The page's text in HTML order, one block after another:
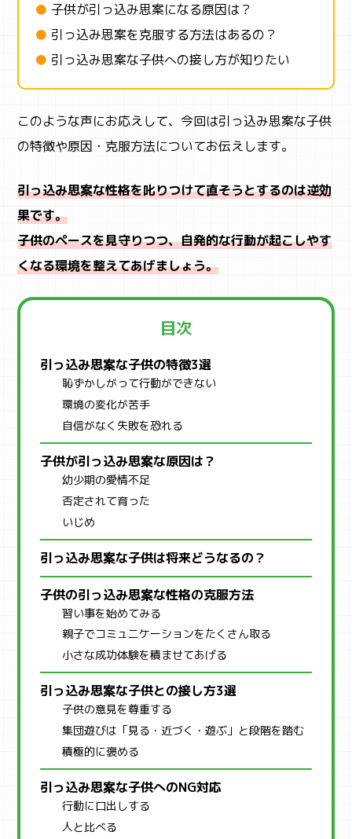
●子供が引っ込み思案になる原因は？
● 引っ込み思案を克服する方法はあるの？
● 引っ込み思案な子供への接し方が知りたい
このような声にお応えして、今回は引っ込み思案な子供
の特徴や原因・克服方法についてお伝えします。
引っ込み思案な性格を叱りつけて直そうとするのは逆効
果です。
子供のペースを見守りつつ、自発的な行動が起こしやす
くなる環境を整えてあげましょう。
目次
引っ込み思案な子供の特徴3選
恥ずかしがって行動ができない
環境の変化が苦手
自信がなく失敗を恐れる
子供が引っ込み思案な原因は？
幼少期の愛情不足
否定されて育った
いじめ
引っ込み思案な子供は将来どうなるの？
子供の引っ込み思案な性格の克服方法
習い事を始めてみる
親子でコミュニケーションをたくさん取る
小さな成功体験を積ませてあげる
引っ込み思案な子供との接し方3選
子供の意見を尊重する
集団遊びは「見る・近づく・遊ぶ」と段階を踏む
積極的に褒める
引っ込み思案な子供へのNG対応
行動に口出しする
人と比べる